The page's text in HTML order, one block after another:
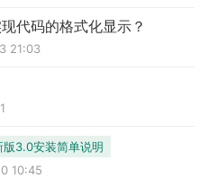
代码的格式化显示？
21:03
版3.0安装简单说明
10:45